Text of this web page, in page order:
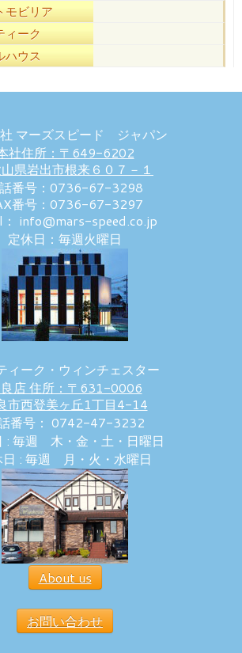
ビリア
ーク
ウス
マーズスピード ジャパン
社住所：〒649-6202
県岩出市根来６０７－１
番号：0736-67-3298
番号：0736-67-3297
： info@mars-speed.co.jp
定休日：毎週火曜日
ィーク・ウィンチェスター
店 住所：〒631-0006
市西登美ヶ丘1丁目4-14
番号： 0742-47-3232
: 毎週 木・金・土・日曜日
日 : 毎週 月・火・水曜日
About us
お問い合わせ